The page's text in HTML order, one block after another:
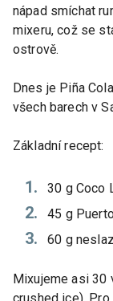
nápad smíchat
mixeru, což se
ostrově.
Dnes je Piña
všech barech v
Základní recept:
30 g Coco
45 g
60 g
Mixujeme asi 30